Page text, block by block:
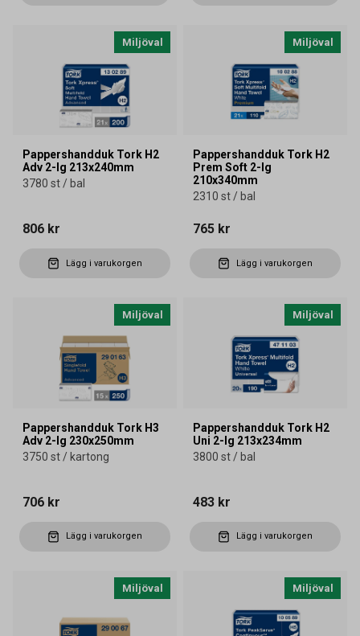
Miljöval
Pappershandduk Tork H2
Adv 2-lg 213x240mm
3780 st / bal
806 kr
Lägg i varukorgen
Miljöval
Pappershandduk Tork H2
Prem Soft 2-lg
210x340mm
2310 st / bal
765 kr
Lägg i varukorgen
Miljöval
Pappershandduk Tork H3
Adv 2-lg 230x250mm
3750 st / kartong
706 kr
Lägg i varukorgen
Miljöval
Pappershandduk Tork H2
Uni 2-lg 213x234mm
3800 st / bal
483 kr
Lägg i varukorgen
Miljöval Miljöval